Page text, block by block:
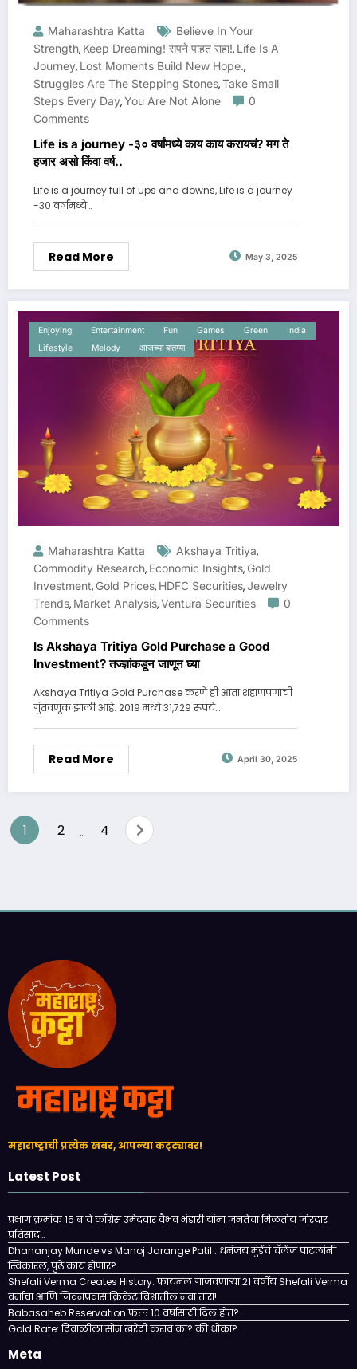
Maharashtra Katta
Believe In Your
Strength, Keep Dreaming! सपने पाहत राहा!, Life Is A
Journey, Lost Moments Build New Hope.,
Struggles Are The Stepping Stones,Take Small
Steps Every Day,You Are Not Alone
0
Comments
Life is a journey -३० वर्षांमध्ये काय काय करायचं? मग ते
हजार असो किंवा वर्ष..
Life is a journey full of ups and downs, Life is a journey
-३० वर्षांमध्ये…
Read More May 3, 2025
Enjoying Entertainment Fun Games Green
India
Lifestyle
Melody आजच्या बातम्या
Maharashtra Katta Akshaya Tritiya,
Commodity Research, Economic Insights, Gold
Investment, Gold Prices, HDFC Securities,Jewelry
Trends, Market Analysis,Ventura Securities
0
Comments
Is Akshaya Tritiya Gold Purchase a Good
Investment? तज्ज्ञांकडून जाणून घ्या
Akshaya Tritiya Gold Purchase करणे ही आता शहाणपणाची
गुंतवणूक झाली आहे. 2019 मध्ये 31,729 रुपये…
Read More April 30, 2025
Posts
1 2 4
महाराष्ट्राची प्रत्येक खबर, आपल्या कट्ट्यावर!
Latest Post
प्रभाग क्रमांक १५ ब चे काँग्रेस उमेदवार वैभव भंडारी यांना जनतेचा मिळतोय जोरदार
प्रतिसाद…
Dhananjay Munde vs Manoj Jarange Patil : धनंजय मुंडेंचं चॅलेंज पाटलांनी
स्विकारलं, पुढे काय होणार?
Shefali Verma Creates History: फायनल गाजवणाऱ्या २१ वर्षीय Shefali Verma
वर्माचा आणि जिवनप्रवास क्रिकेट विश्वातील नवा तारा!
Babasaheb Reservation फक्त 10 वर्षासाठी दिलं होतं?
Gold Rate: दिवाळीला सोनं खरेदी करावं का? की धोका?
Meta